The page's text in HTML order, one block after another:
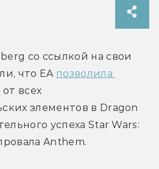
со ссылкой на свои
что EA позволила
от всех
элементов в Dragon
успеха Star Wars:
Anthem.